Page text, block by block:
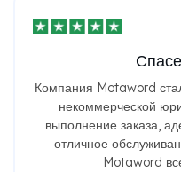
Компания Motaword
некоммерческой
выполнение заказа,
отличное
Motaword